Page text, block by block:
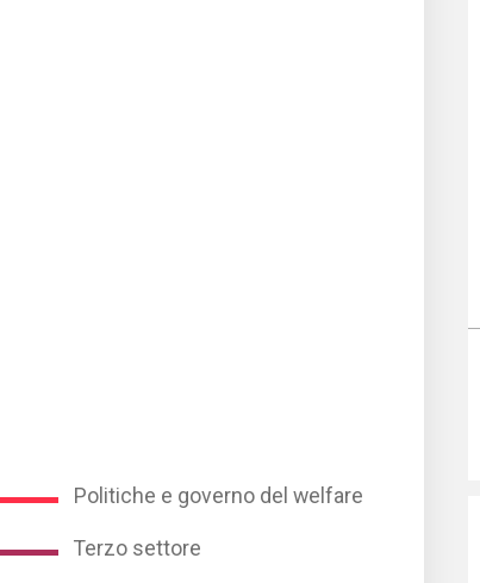
Politiche e governo del welfare
Terzo settore